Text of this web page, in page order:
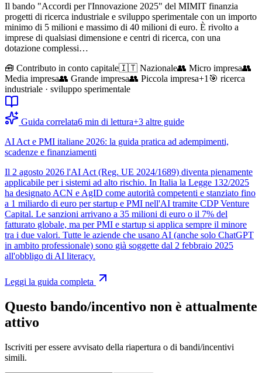
Il bando "Accordi per l'Innovazione 2025" del MIMIT finanzia
progetti di ricerca industriale e sviluppo sperimentale con un importo
minimo di 5 milioni e massimo di 40 milioni di euro. È rivolto a
imprese di qualsiasi dimensione e centri di ricerca, con una
dotazione complessi…
🧰 Contributo in conto capitale🇮🇹 Nazionale👥 Micro impresa👥
Media impresa👥 Grande impresa👥 Piccola impresa+1 🎯 ricerca
industriale · sviluppo sperimentale
Guida correlata6 min di lettura+3 altre guide
AI Act e PMI italiane 2026: la guida pratica ad adempimenti,
scadenze e finanziamenti
Il 2 agosto 2026 l'AI Act (Reg. UE 2024/1689) diventa pienamente
applicabile per i sistemi ad alto rischio. In Italia la Legge 132/2025
ha designato ACN e AgID come autorità competenti e stanziato fino
a 1 miliardo di euro per startup e PMI nell'AI tramite CDP Venture
Capital. Le sanzioni arrivano a 35 milioni di euro o il 7% del
fatturato globale, ma per PMI e startup si applica sempre il minore
tra i due valori. Tutte le aziende che usano AI (anche solo ChatGPT
in ambito professionale) sono già soggette dal 2 febbraio 2025
all'obbligo di AI literacy.
Leggi la guida completa
Questo bando/incentivo non è attualmente
attivo
Iscriviti per essere avvisato della riapertura o di bandi/incentivi
simili.